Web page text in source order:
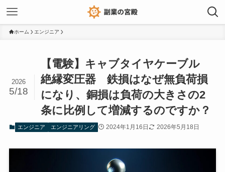
ホーム エンジニア
【電験】キャブタイヤケーブル
絶縁変圧器 鉄損はなぜ無負荷損
になり、銅損は負荷の大きさの2
条に比例して増減するのですか？
2026
5/18
エンジニア エンジニアリング 2024年1月16日 2026年5月18日